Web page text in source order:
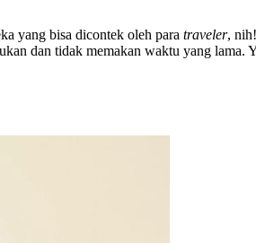
yang bisa dicontek oleh para traveler,
dan tidak memakan waktu yang lama.